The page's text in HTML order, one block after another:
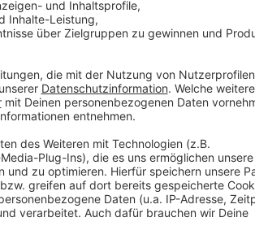
brauchen wir ihn euch nicht. Seit 2003
am Telefon mit seinen Hörerinnen und
Ende mit lachen - wenn auch nicht
könnt, ist Elvis nun unter die Podcaster
Verfügung. Hier bekommt Ihr außerdem
in längerer Version. Elvis wird sich mit
aus den letzten zwei Jahrzehnten
ist und wobei er selbst mal ins
nicht erschrecken, wenn dabei das